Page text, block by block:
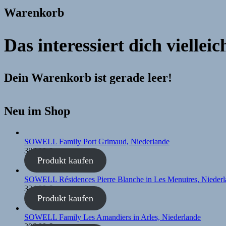
Warenkorb
Das interessiert dich
Dein Warenkorb ist gerade leer!
Neu im Shop
SOWELL Family Port Grimaud, Niederlande
387,00€
Produkt kaufen
SOWELL Résidences Pierre Blanche in Les Menuires,
324,00€
Produkt kaufen
SOWELL Family Les Amandiers in Arles, Niederlande